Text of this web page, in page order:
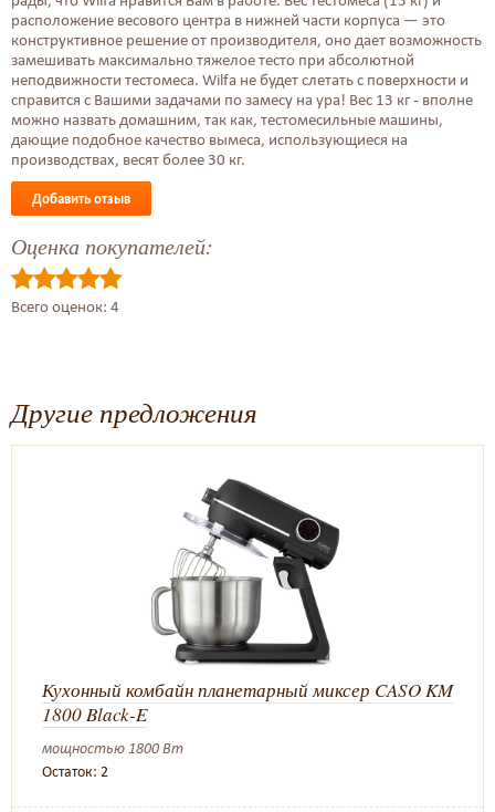
расположение весового центра в нижней части корпуса — это
конструктивное решение от производителя, оно дает возможность
замешивать максимально тяжелое тесто при абсолютной
неподвижности тестомеса. Wilfa не будет слетать с поверхности и
справится с Вашими задачами по замесу на ура! Вес 13 кг - вполне
можно назвать домашним, так как, тестомесильные машины,
дающие подобное качество вымеса, использующиеся на
производствах, весят более 30 кг.
Добавить отзыв
Оценка покупателей:
Всего оценок: 4
Другие предложения
Кухонный комбайн планетарный миксер CASO KM
1800 Black-E
мощностью 1800 Вт
Остаток: 2